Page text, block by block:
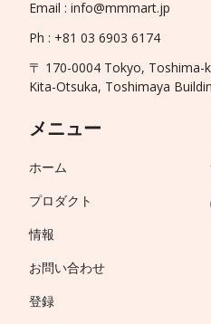
Email : info@mmmart.jp
Ph : +81 03 6903 6174
〒 170-0004 Tokyo, Toshima-
Kita-Otsuka, Toshimaya
メニュー
ホーム
プロダクト
情報
お問い合わせ
登録